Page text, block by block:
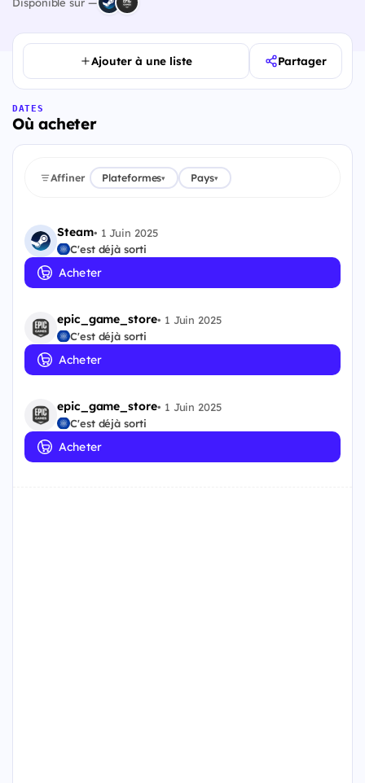
Ajouter à une liste Partager
DATES
Où acheter
Affiner Plateformes▾ Pays▾
Steam• 1 Juin 2025
C'est déjà sorti
Acheter
epic_game_store• 1 Juin 2025
C'est déjà sorti
Acheter
epic_game_store• 1 Juin 2025
C'est déjà sorti
Acheter